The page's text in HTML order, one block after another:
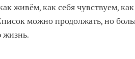
живём, как себя чувствуем,
можно продолжать, но
жизнь.